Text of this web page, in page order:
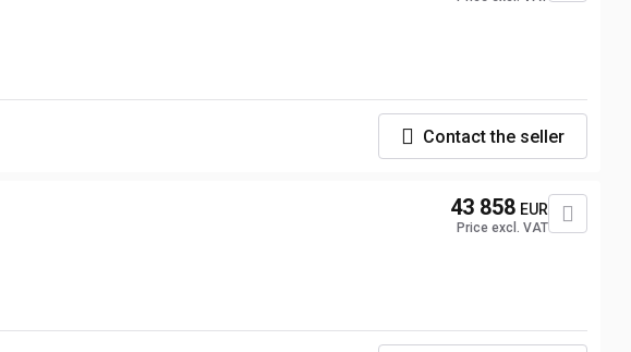
Contact the seller
43 858 EUR
Price excl. VAT